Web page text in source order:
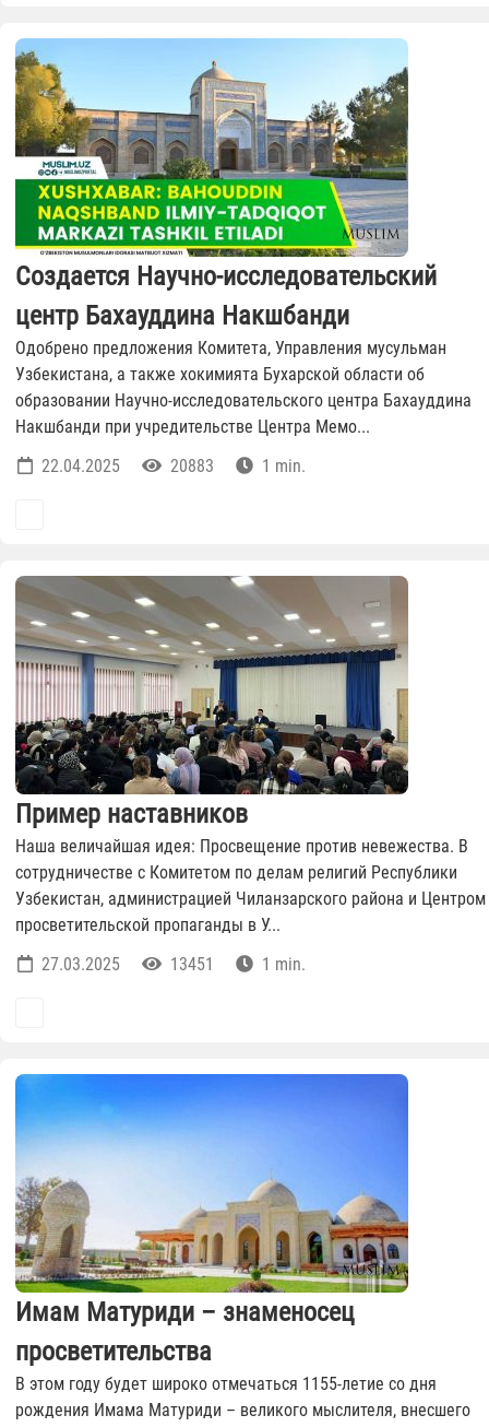
Создается Научно-исследовательский
центр Бахауддина Накшбанди
Одобрено предложения Комитета, Управления мусульман
Узбекистана, а также хокимията Бухарской области об
образовании Научно-исследовательского центра Бахауддина
Накшбанди при учредительстве Центра Мемо...
22.04.2025
20883 1 min.
Пример наставников
Наша величайшая идея: Просвещение против невежества. В
сотрудничестве с Комитетом по делам религий Республики
Узбекистан, администрацией Чиланзарского района и Центром
просветительской пропаганды в У...
27.03.2025
13451 1 min.
Имам Матуриди – знаменосец
просветительства
В этом году будет широко отмечаться 1155-летие со дня
рождения Имама Матуриди – великого мыслителя, внесшего